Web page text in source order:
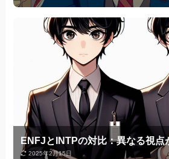
ENFJとINTPの対比：異なる視点
2025年2月15日